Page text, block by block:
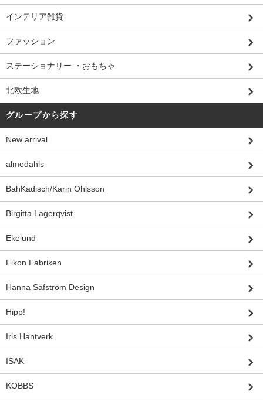
インテリア雑貨
ファッション
ステーショナリー ・おもちゃ
北欧生地
グループから探す
New arrival
almedahls
BahKadisch/Karin Ohlsson
Birgitta Lagerqvist
Ekelund
Fikon Fabriken
Hanna Säfström Design
Hipp!
Iris Hantverk
ISAK
KOBBS